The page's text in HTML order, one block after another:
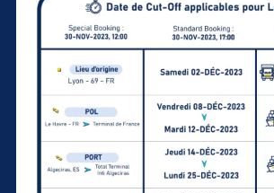
Agrandir